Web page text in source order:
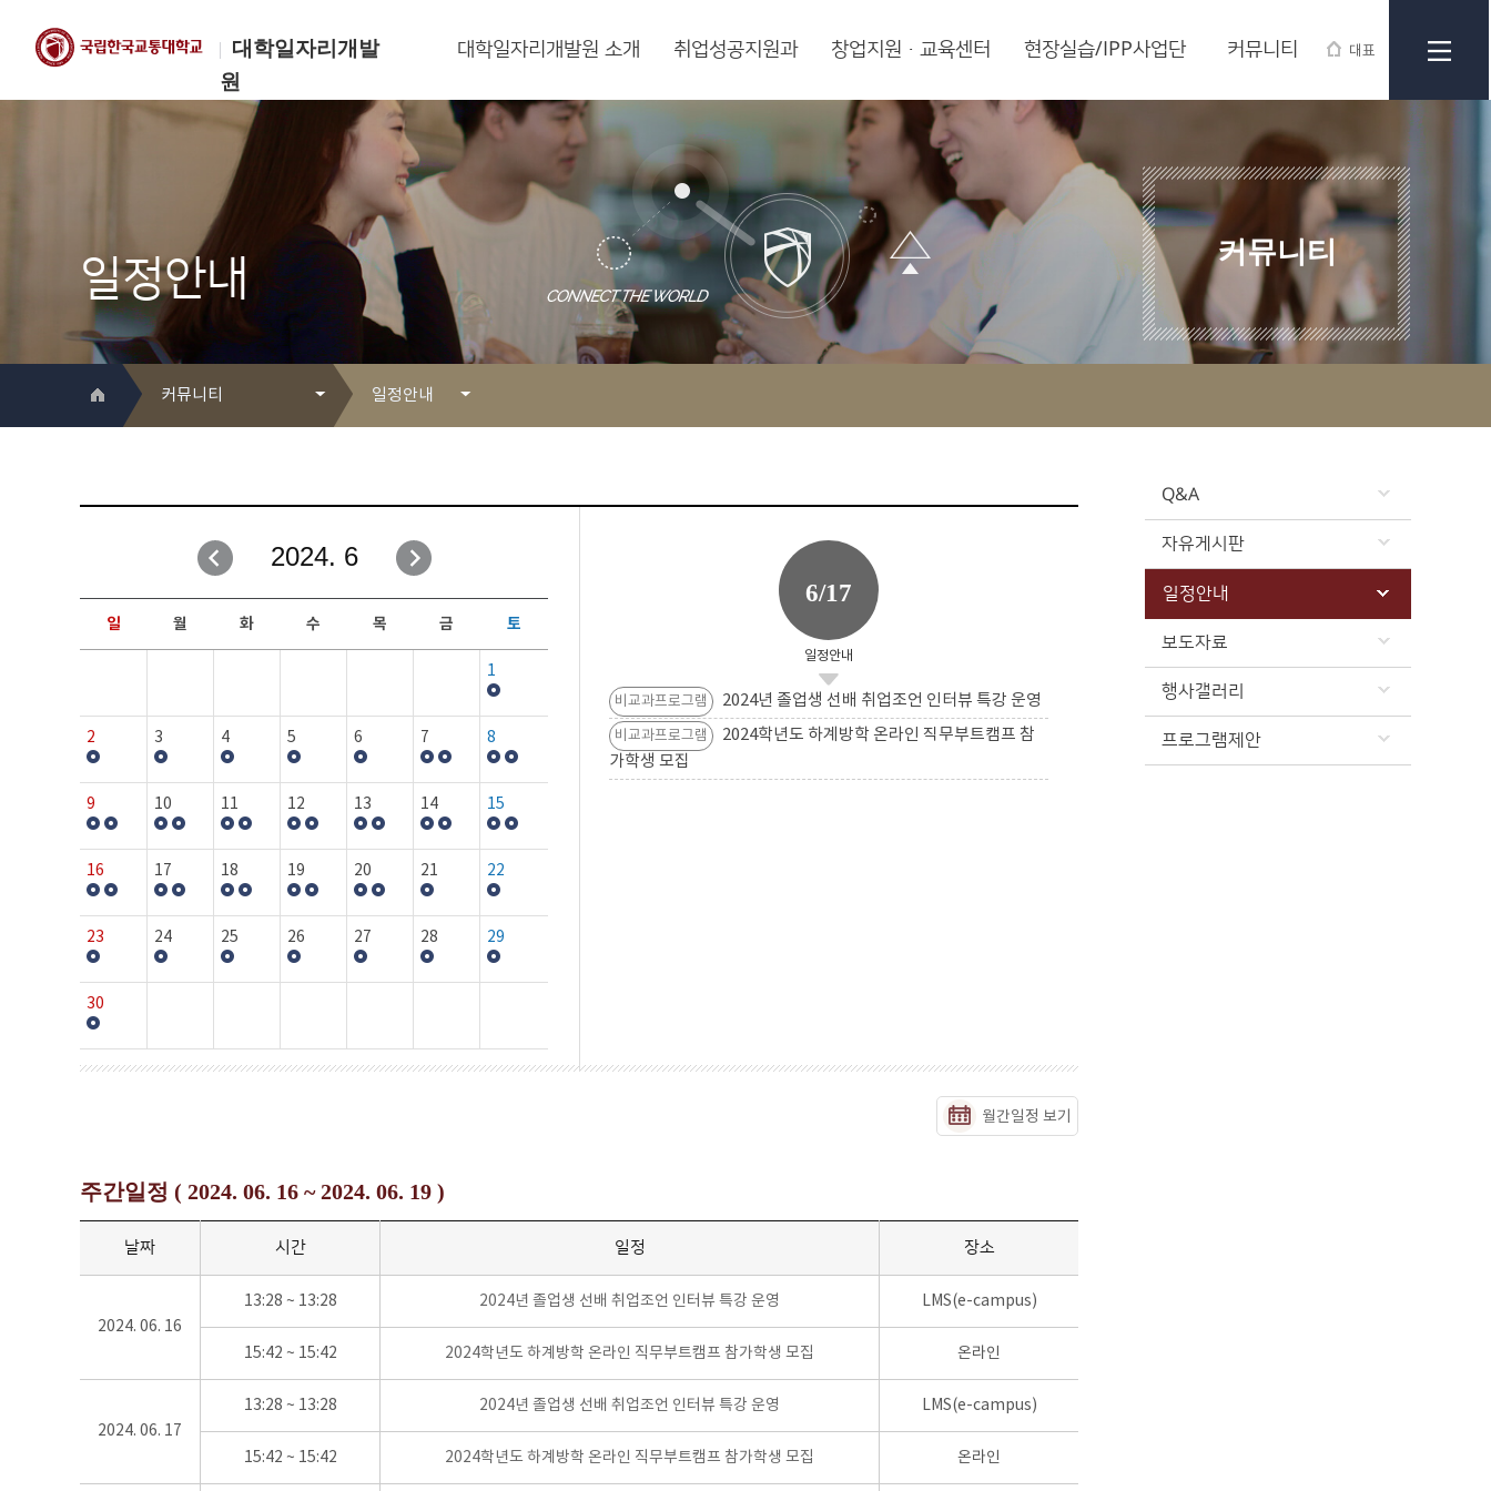
대학일자리개발
원
대표
한국교통대학교
대학일자리개발원
대학일자리개발원 소개 취업성공지원과 창업지원·교육센터 현장실습/IPP사업단 커뮤니티
일정안내
커뮤니티
커뮤니티
취업성공지원과
창업지원·교육센터
현장실습/IPP사업단
커뮤니티
일정안내
자유게시판
일정안내
보도자료
행사갤러리
Q&A
자유게시판
일정안내
보도자료
행사갤러리
프로그램제안
2024. 6
일 월 화 수 목 금 토
1
2 3 4 5 6 7 8
9 10 11 12 13 14 15
16 17 18 19 20 21 22
23 24 25 26 27 28 29
30
6/17
일정안내
비교과프로그램 2024년 졸업생 선배 취업조언 인터뷰 특강 운영
비교과프로그램
2024학년도 하계방학 온라인 직무부트캠프 참
가학생 모집
월간일정 보기
주간일정 ( 2024. 06. 16 ~ 2024. 06. 19 )
날짜 시간 일정 장소
2024. 06. 16
13:28 ~ 13:28 2024년 졸업생 선배 취업조언 인터뷰 특강 운영 LMS(e-campus)
15:42 ~ 15:42 2024학년도 하계방학 온라인 직무부트캠프 참가학생 모집 온라인
2024. 06. 17
13:28 ~ 13:28 2024년 졸업생 선배 취업조언 인터뷰 특강 운영 LMS(e-campus)
15:42 ~ 15:42 2024학년도 하계방학 온라인 직무부트캠프 참가학생 모집 온라인